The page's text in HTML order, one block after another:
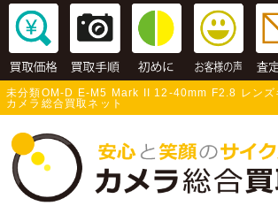
未分類OM-D E-M5 Mark II 12-40mm F2.8 レンズ
カメラ総合買取ネット